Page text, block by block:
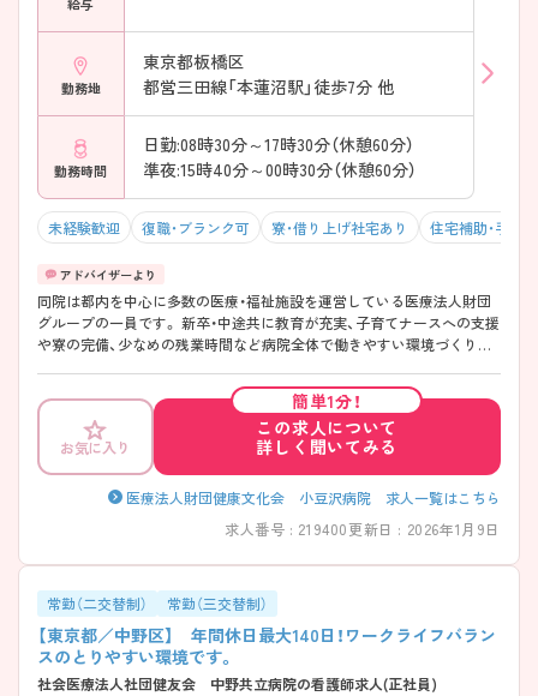
勤務地
東京都板橋区
都営三田線「本蓮沼駅」徒歩7分 他
勤務時間
日勤:08時30分～17時30分（休憩60分）
準夜:15時40分～00時30分（休憩60分）
未経験歓迎 復職・ブランク可 寮・借り上げ社宅あり 住宅補助・手当
同院は都内を中心に多数の医療・福祉施設を運営している医療法人財団
グループの一員です。 新卒・中途共に教育が充実、子育てナースへの支援
や寮の完備、少なめの残業時間など病院全体で働きやすい環境づくりに
味のある方には、面接対策ポイントなど、さらに詳細をお話しいたします
ので、お気軽にご相談ください。
お気に入り
簡単1分！
この求人について
詳しく聞いてみる
医療法人財団健康文化会 小豆沢病院 求人一覧はこちら
求人番号 : 219400更新日 : 2026年1月9日
常勤（二交替制） 常勤（三交替制）
【東京都／中野区】 年間休日最大140日！ワークライフバラン
スのとりやすい環境です。
社会医療法人社団健友会 中野共立病院の看護師求人(正社員)